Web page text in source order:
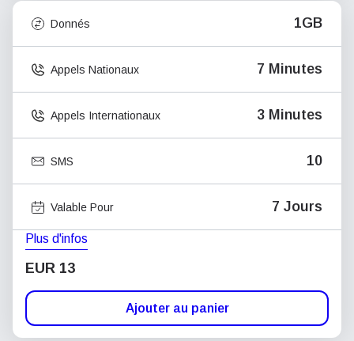
Donnés 1GB
Appels Nationaux 7 Minutes
Appels Internationaux 3 Minutes
SMS 10
Valable Pour 7 Jours
Plus d'infos
EUR 13
Ajouter au panier